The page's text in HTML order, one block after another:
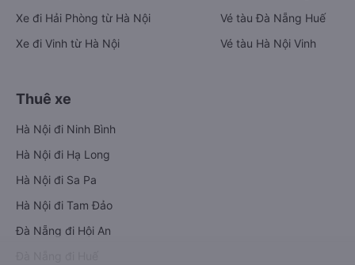
Xe đi Hải Phòng từ Hà Nội
Xe đi Vinh từ Hà Nội
Vé tàu Đà Nẵng Huế
Vé tàu Hà Nội Vinh
Thuê xe
Hà Nội đi Ninh Bình
Hà Nội đi Hạ Long
Hà Nội đi Sa Pa
Hà Nội đi Tam Đảo
Đà Nẵng đi Hội An